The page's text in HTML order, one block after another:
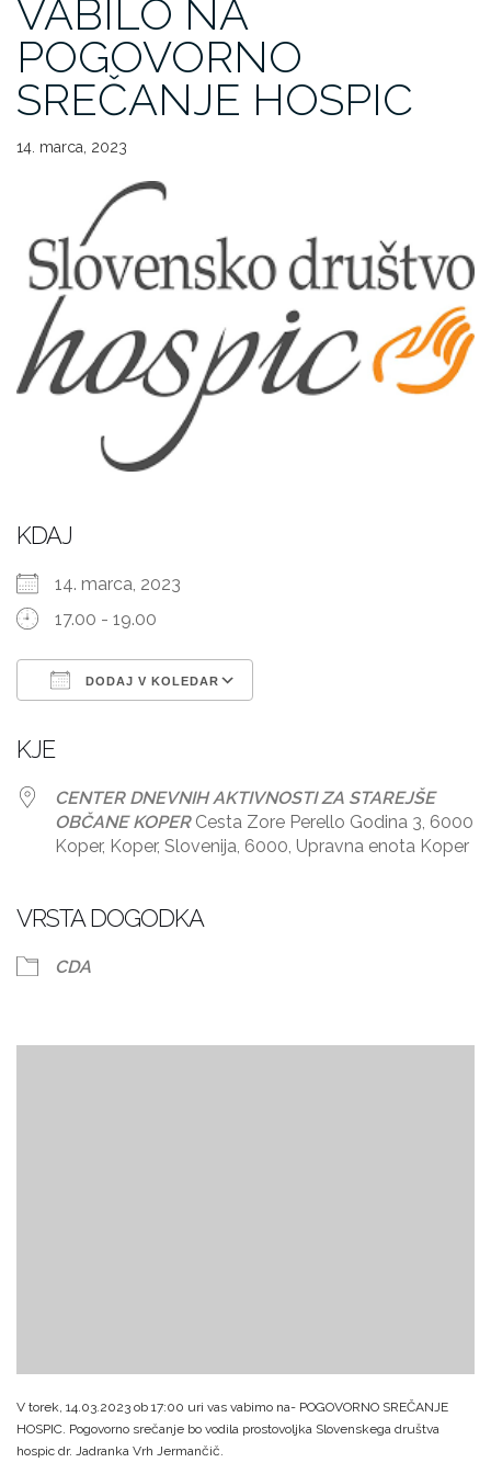
VABILO NA
POGOVORNO
SREČANJE HOSPIC
14. marca, 2023
KDAJ
14. marca, 2023
17.00 - 19.00
DODAJ V KOLEDAR
KJE
CENTER DNEVNIH AKTIVNOSTI ZA STAREJŠE
OBČANE KOPERCesta Zore Perello Godina 3, 6000
Koper, Koper, Slovenija, 6000, Upravna enota Koper
VRSTA DOGODKA
CDA
V torek, 14.03.2023 ob 17:00 uri vas vabimo na- POGOVORNO SREČANJE
HOSPIC. Pogovorno srečanje bo vodila prostovoljka Slovenskega društva
hospic dr. Jadranka Vrh Jermančič.